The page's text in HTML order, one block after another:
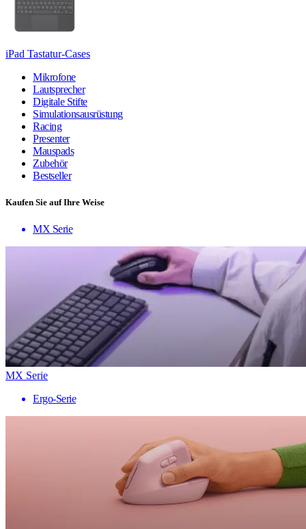
iPad Tastatur-Cases
Mikrofone
Lautsprecher
Digitale Stifte
Simulationsausrüstung
Racing
Presenter
Mauspads
Zubehör
Bestseller
Kaufen Sie auf Ihre Weise
MX Serie
MX Serie
Ergo-Serie